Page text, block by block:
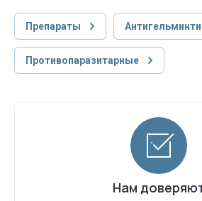
Препараты
Противопаразитарные
Нам